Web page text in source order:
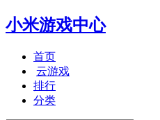
小米游戏中心
首页
云游戏
排行
分类